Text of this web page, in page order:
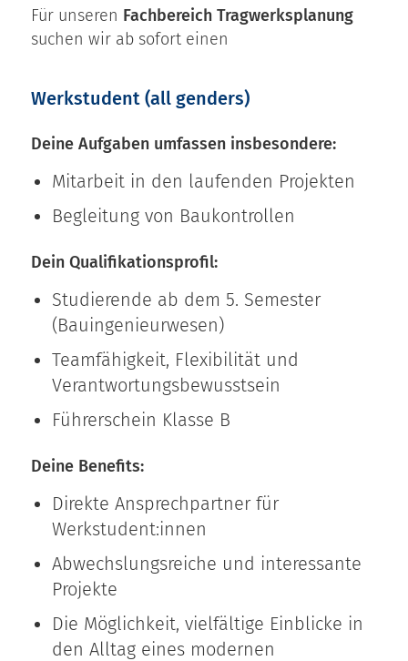
Für unseren Fachbereich Tragwerksplanung
suchen wir ab sofort einen
Werkstudent (all genders)
Deine Aufgaben umfassen insbesondere:
Mitarbeit in den laufenden Projekten
Begleitung von Baukontrollen
Dein Qualifikationsprofil:
Studierende ab dem 5. Semester
(Bauingenieurwesen)
Teamfähigkeit, Flexibilität und
Verantwortungsbewusstsein
Führerschein Klasse B
Deine Benefits:
Direkte Ansprechpartner für
Werkstudent:innen
Abwechslungsreiche und interessante
Projekte
Die Möglichkeit, vielfältige Einblicke in
den Alltag eines modernen